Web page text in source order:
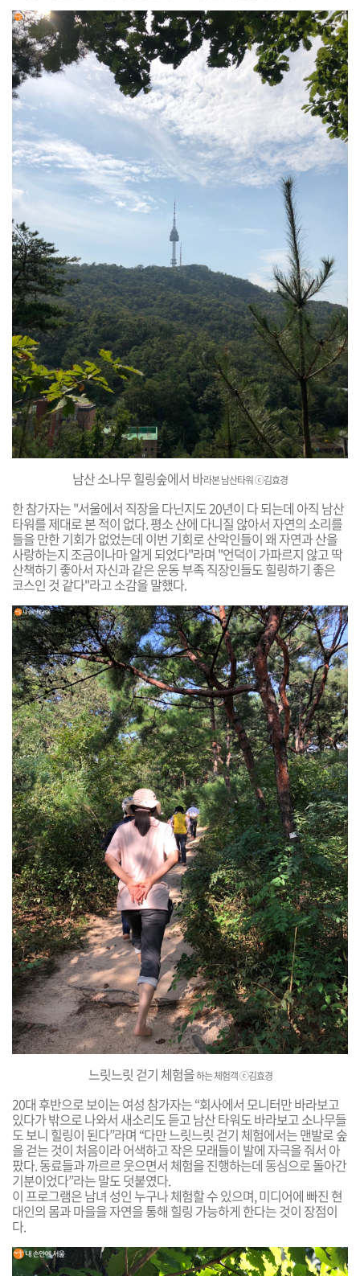
남산 소나무 힐링숲에서 바라본 남산타워ⓒ김효경
한 참가자는 "서울에서 직장을 다닌지도 20년이 다 되는데 아직 남산
타워를 제대로 본 적이 없다. 평소 산에 다니질 않아서 자연의 소리를
들을 만한 기회가 없었는데 이번 기회로 산악인들이 왜 자연과 산을
사랑하는지 조금이나마 알게 되었다"라며 "언덕이 가파르지 않고 딱
산책하기 좋아서 자신과 같은 운동 부족 직장인들도 힐링하기 좋은
코스인 것 같다"라고 소감을 말했다.
느릿느릿 걷기 체험을하는 체험객ⓒ김효경
20대 후반으로 보이는 여성 참가자는 “회사에서 모니터만 바라보고
있다가 밖으로 나와서 새소리도 듣고 남산 타워도 바라보고 소나무들
도 보니 힐링이 된다”라며 “다만 느릿느릿 걷기 체험에서는 맨발로 숲
을 걷는 것이 처음이라 어색하고 작은 모래들이 발에 자극을 줘서 아
팠다. 동료들과 까르르 웃으면서 체험을 진행하는데 동심으로 돌아간
기분이었다”라는 말도 덧붙였다.
이 프로그램은 남녀 성인 누구나 체험할 수 있으며, 미디어에 빠진 현
대인의 몸과 마을을 자연을 통해 힐링 가능하게 한다는 것이 장점이
다.